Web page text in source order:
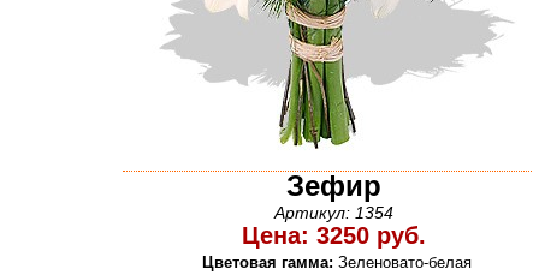
Зефир
Артикул: 1354
Цена: 3250 руб.
Цветовая гамма: Зеленовато-белая